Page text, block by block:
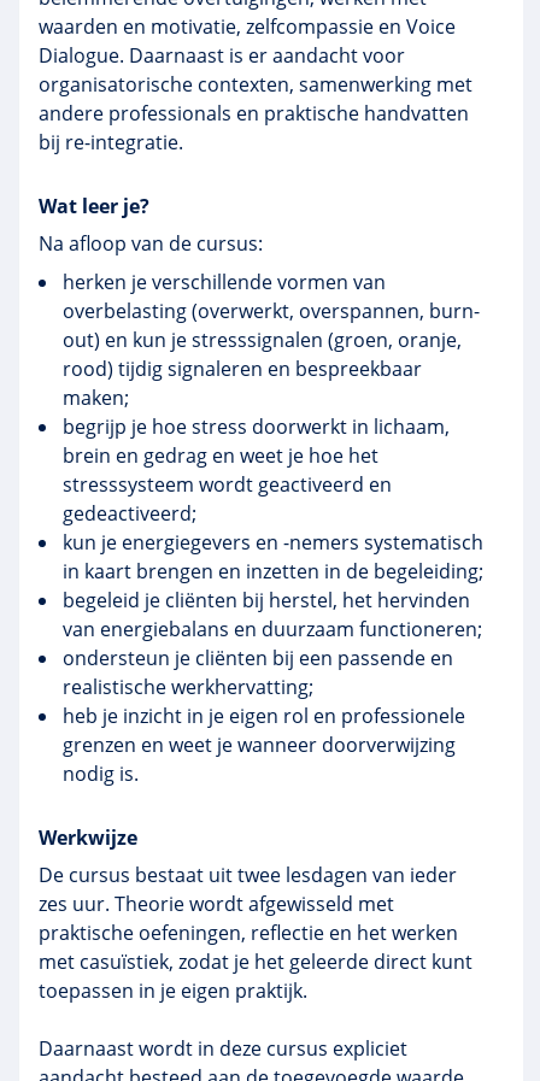
waarden en motivatie, zelfcompassie en Voice
Dialogue. Daarnaast is er aandacht voor
organisatorische contexten, samenwerking met
andere professionals en praktische handvatten
bij re-integratie.
Wat leer je?
Na afloop van de cursus:
herken je verschillende vormen van
overbelasting (overwerkt, overspannen, burn-
out) en kun je stresssignalen (groen, oranje,
rood) tijdig signaleren en bespreekbaar
maken;
begrijp je hoe stress doorwerkt in lichaam,
brein en gedrag en weet je hoe het
stresssysteem wordt geactiveerd en
gedeactiveerd;
kun je energiegevers en -nemers systematisch
in kaart brengen en inzetten in de begeleiding;
begeleid je cliënten bij herstel, het hervinden
van energiebalans en duurzaam functioneren;
ondersteun je cliënten bij een passende en
realistische werkhervatting;
heb je inzicht in je eigen rol en professionele
grenzen en weet je wanneer doorverwijzing
nodig is.
Werkwijze
De cursus bestaat uit twee lesdagen van ieder
zes uur. Theorie wordt afgewisseld met
praktische oefeningen, reflectie en het werken
met casuïstiek, zodat je het geleerde direct kunt
toepassen in je eigen praktijk.
Daarnaast wordt in deze cursus expliciet